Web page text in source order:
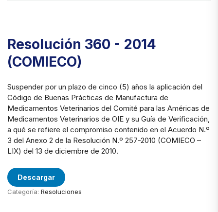
Resolución 360 - 2014
(COMIECO)
Suspender por un plazo de cinco (5) años la aplicación del
Código de Buenas Prácticas de Manufactura de
Medicamentos Veterinarios del Comité para las Américas de
Medicamentos Veterinarios de OIE y su Guía de Verificación,
a qué se refiere el compromiso contenido en el Acuerdo N.º
3 del Anexo 2 de la Resolución N.º 257-2010 (COMIECO –
LIX) del 13 de diciembre de 2010.
Descargar
Categoría: Resoluciones